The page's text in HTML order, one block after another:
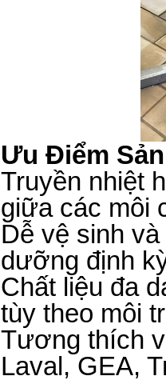
Ưu Điểm
Truyền nhiệt
giữa các môi
Dễ vệ sinh
dưỡng định
Chất liệu đa
tùy theo môi
Tương thích
Laval, GEA,